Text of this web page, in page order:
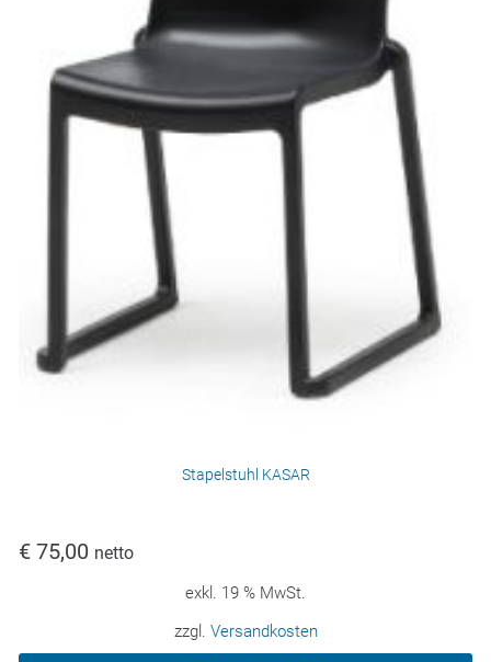
Stapelstuhl KASAR
€ 75,00 netto
exkl. 19 % MwSt.
zzgl. Versandkosten